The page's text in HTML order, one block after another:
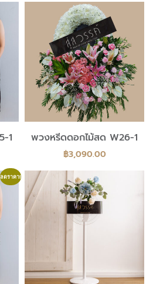
1 พวงหรีดดอกไม้สด W26-1
฿3,090.00
ลดราคา!